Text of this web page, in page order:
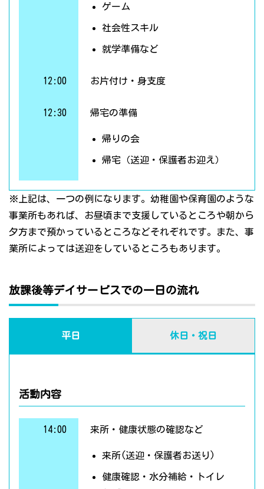
ゲーム
社会性スキル
就学準備など
12:00 お片付け・身支度
12:30 帰宅の準備
帰りの会
帰宅（送迎・保護者お迎え）
※上記は、一つの例になります。幼稚園や保育園のような
事業所もあれば、お昼頃まで支援しているところや朝から
夕方まで預かっているところなどそれぞれです。また、事
業所によっては送迎をしているところもあります。
放課後等デイサービスでの一日の流れ
平日 休日・祝日
活動内容
14:00 来所・健康状態の確認など
来所(送迎・保護者お送り)
健康確認・水分補給・トイレ